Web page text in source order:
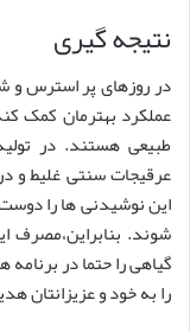
نتیجه گیری
در روزهای پر استرس و
عملکرد بهترمان کمک
طبیعی هستند. در
عرقیجات سنتی غلیط و
این نوشیدنی ها را
شوند.
گیاهی را حتما در
را به خود و عزیزانتان